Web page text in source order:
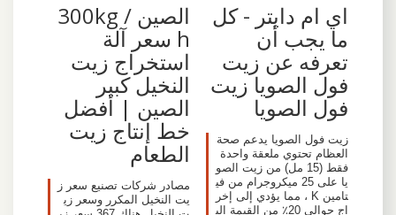
اي ام دايتر - كل
ما يجب أن
تعرفه عن زيت
فول الصويا زيت
فول الصويا
زيت فول الصويا يدعم صحة
العظام تحتوي ملعقة واحدة
فقط (15 مل) من زيت الصو
يا على 25 ميكروجرام من في
تامين K ، مما يؤدي إلى إخر
اج حوالي 20٪ من القيمة الي
الصين 300kg /
h سعر آلة
استخراج زيت
النخيل كبير
الصين | أفضل
خط إنتاج زيت
الطعام
مصادر شركات تصنيع سعر ز
يت النخيل المكرر وسعر زي